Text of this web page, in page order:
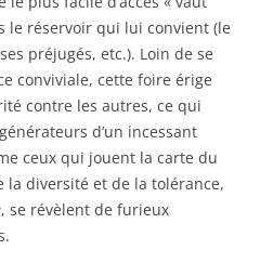
le réservoir qui lui convient (le
préjugés, etc.). Loin de se
conviviale, cette foire érige
contre les autres, ce qui
d’un incessant
ceux qui jouent la carte du
diversité et de la tolérance,
, se révèlent de furieux